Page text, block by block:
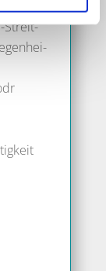
14
Streit­